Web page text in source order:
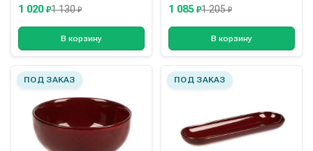
1 020 ₽1 130₽
В корзину
1 085 ₽1 205₽
В корзину
ПОД ЗАКАЗ ПОД ЗАКАЗ